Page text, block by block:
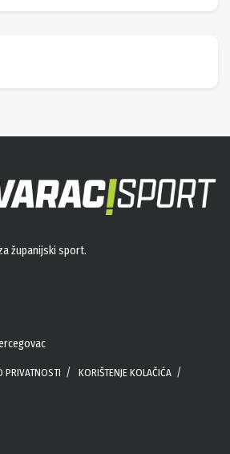
županijski sport.
PRIVATNOSTI
KORIŠTENJE KOLAČIĆA